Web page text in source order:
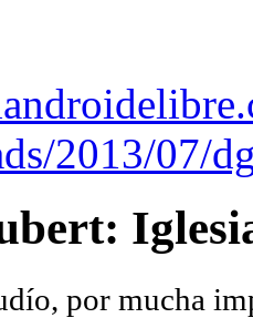
2013/07/
por mucha